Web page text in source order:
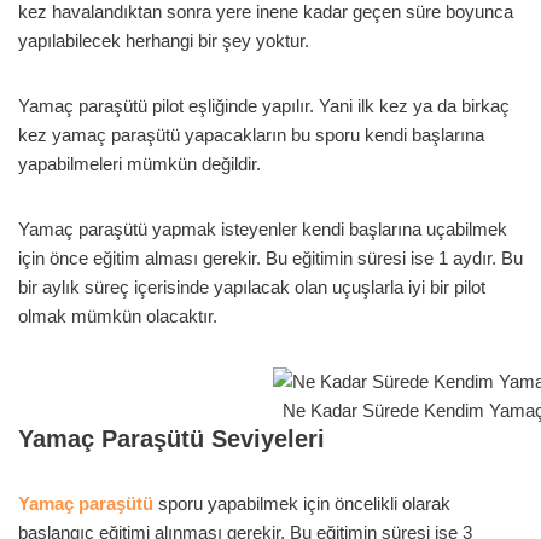
kez havalandıktan sonra yere inene kadar geçen süre boyunca
yapılabilecek herhangi bir şey yoktur.
Yamaç paraşütü pilot eşliğinde yapılır. Yani ilk kez ya da birkaç
kez yamaç paraşütü yapacakların bu sporu kendi başlarına
yapabilmeleri mümkün değildir.
Yamaç paraşütü yapmak isteyenler kendi başlarına uçabilmek
için önce eğitim alması gerekir. Bu eğitimin süresi ise 1 aydır. Bu
bir aylık süreç içerisinde yapılacak olan uçuşlarla iyi bir pilot
olmak mümkün olacaktır.
Ne Kadar Sürede Kendim
Yamaç Paraşütü Seviyeleri
Yamaç paraşütü sporu yapabilmek için öncelikli olarak
başlangıç eğitimi alınması gerekir. Bu eğitimin süresi ise 3